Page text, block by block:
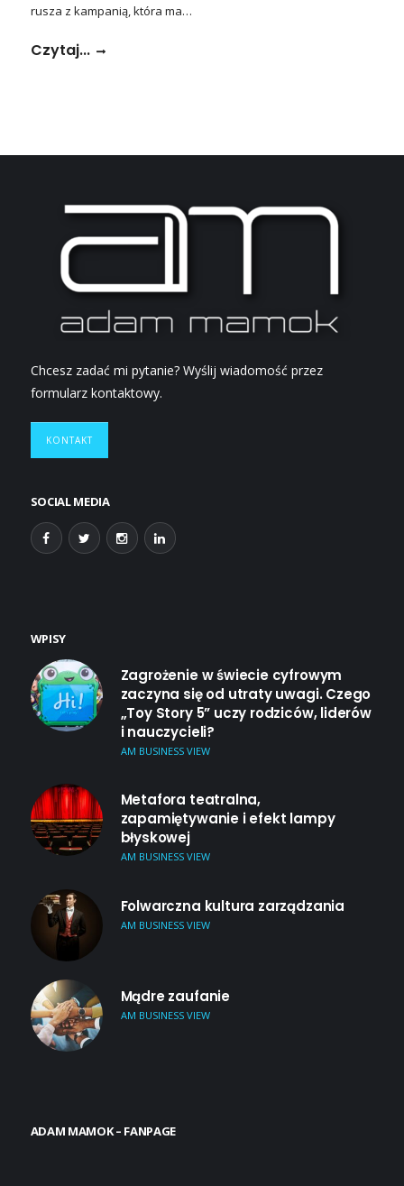
rusza z kampanią, która ma…
Czytaj...
Chcesz zadać mi pytanie? Wyślij wiadomość przez
formularz kontaktowy.
KONTAKT
SOCIAL MEDIA
WPISY
Zagrożenie w świecie cyfrowym
zaczyna się od utraty uwagi. Czego
„Toy Story 5” uczy rodziców, liderów
i nauczycieli?
AM BUSINESS VIEW
Metafora teatralna,
zapamiętywanie i efekt lampy
błyskowej
AM BUSINESS VIEW
Folwarczna kultura zarządzania
AM BUSINESS VIEW
Mądre zaufanie
AM BUSINESS VIEW
ADAM MAMOK – FANPAGE